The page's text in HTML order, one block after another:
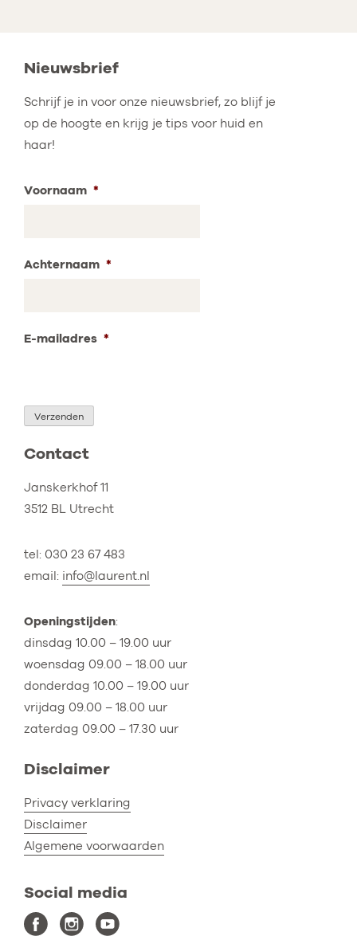
Contact
Janskerkhof 11
3512 BL Utrecht
tel: 030 23 67 483
email: info@laurent.nl
Openingstijden:
dinsdag 10.00 – 19.00 uur
woensdag 09.00 – 18.00 uur
donderdag 10.00 – 19.00 uur
vrijdag 09.00 – 18.00 uur
zaterdag 09.00 – 17.30 uur
Nieuwsbrief
Schrijf je in voor onze nieuwsbrief, zo blijf je
op de hoogte en krijg je tips voor huid en
haar!
Voornaam *
Achternaam *
E-mailadres *
Verzenden
Disclaimer
Privacy verklaring
Disclaimer
Algemene voorwaarden
Social media